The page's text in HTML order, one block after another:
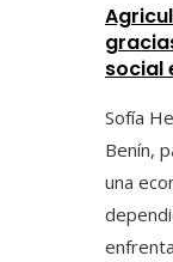
social
Sofía
Benín,
una